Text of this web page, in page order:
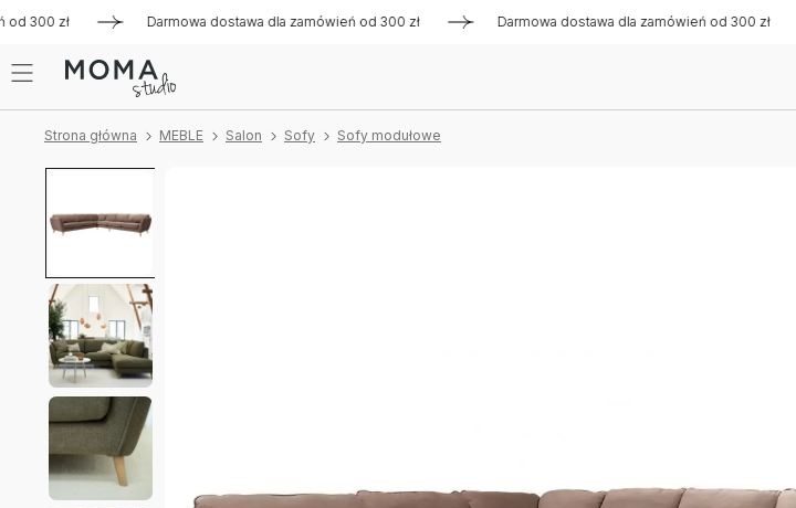
zł Darmowa dostawa dla zamówień od 300 zł Darmowa dostawa dla zamówień od 300 zł
Strona główna MEBLE Salon Sofy Sofy modułowe